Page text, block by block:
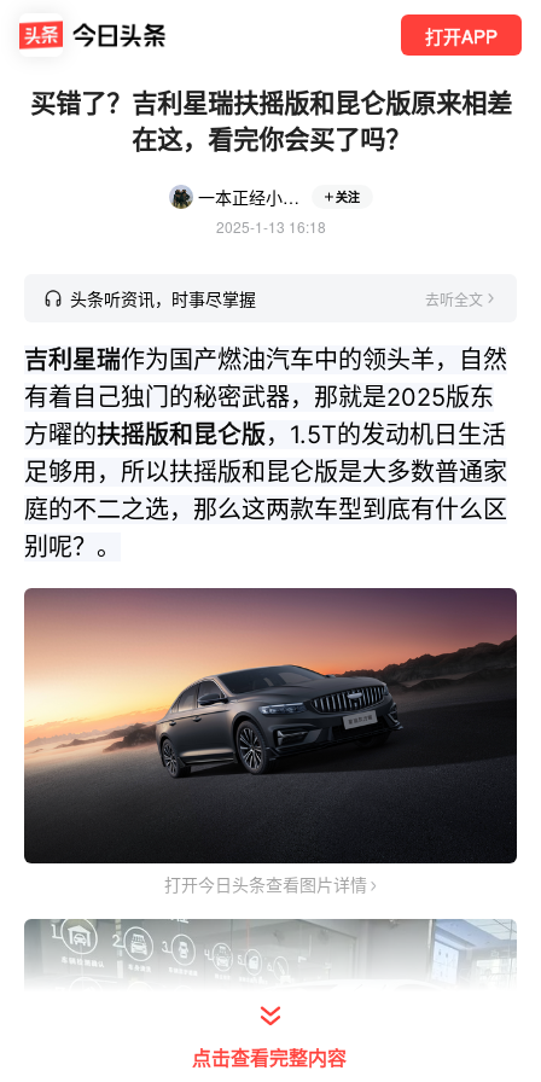
打开APP
买错了？吉利星瑞扶摇版和昆仑版原来相差
在这，看完你会买了吗？
一本正经小小代 关注
2025-1-13 16:18
头条听资讯，时事尽掌握 去听全文
吉利星瑞作为国产燃油汽车中的领头羊，自然
有着自己独门的秘密武器，那就是2025版东
方曜的扶摇版和昆仑版，1.5T的发动机日生活
足够用，所以扶摇版和昆仑版是大多数普通家
庭的不二之选，那么这两款车型到底有什么区
别呢？。
打开今日头条查看图片详情
点击查看完整内容